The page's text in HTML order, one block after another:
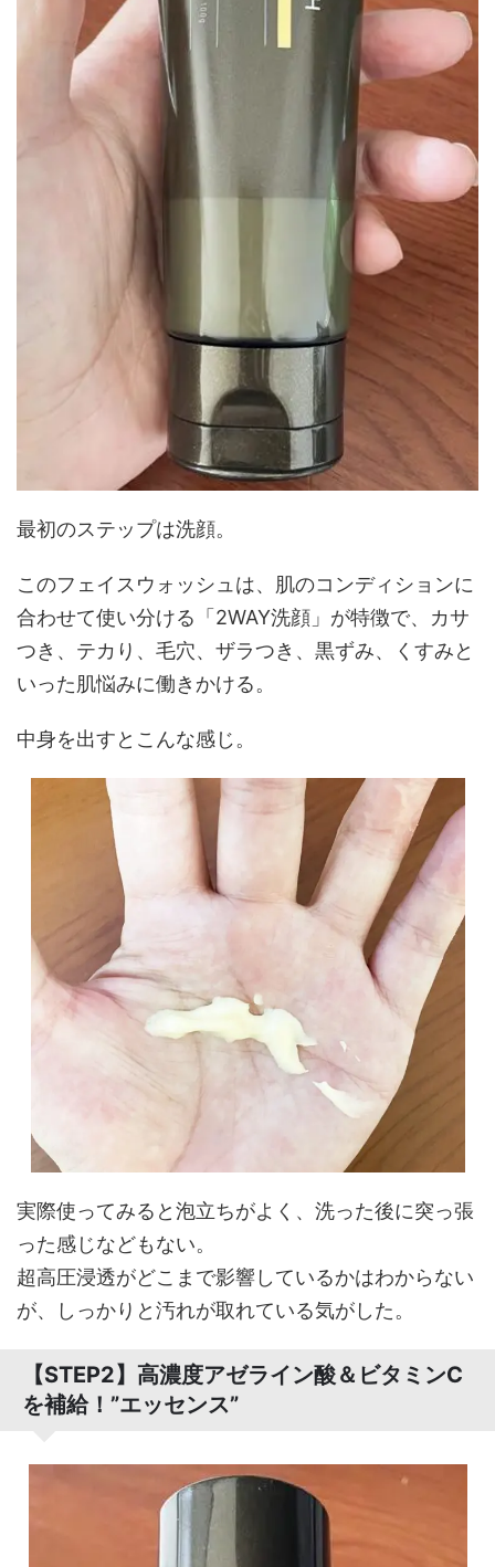
最初のステップは洗顔。
このフェイスウォッシュは、肌のコンディションに
合わせて使い分ける「2WAY洗顔」が特徴で、カサ
つき、テカり、毛穴、ザラつき、黒ずみ、くすみと
いった肌悩みに働きかける。
中身を出すとこんな感じ。
実際使ってみると泡立ちがよく、洗った後に突っ張
った感じなどもない。
超高圧浸透がどこまで影響しているかはわからない
が、しっかりと汚れが取れている気がした。
【STEP2】高濃度アゼライン酸＆ビタミンC
を補給！”エッセンス”